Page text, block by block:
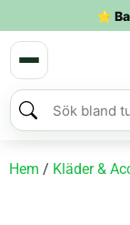
⭐
Hem / Kläder &